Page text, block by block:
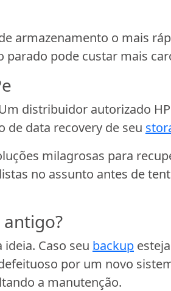
armazenamento o mais
parado pode custar mais
distribuidor autorizado
de data recovery de seu
milagrosas para
no assunto antes de
Caso seu backup
por um novo
a manutenção.